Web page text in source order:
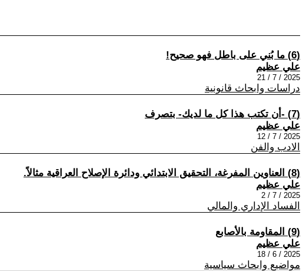
(6) ما بُني على باطل فهو صحيح!
علي عظيم
2025 / 7 / 21
دراسات وابحاث قانونية
(7) -أن تكتب هذا كل ما لديك- بتصرف
علي عظيم
2025 / 7 / 12
الادب والفن
(8) العناوين المفرغة، التحقيق الابتدائي ودائرة الإصلاح العراقية مثالاً.
علي عظيم
2025 / 7 / 2
الفساد الإداري والمالي
(9) المقاومة بالأصابع
علي عظيم
2025 / 6 / 18
مواضيع وابحاث سياسية